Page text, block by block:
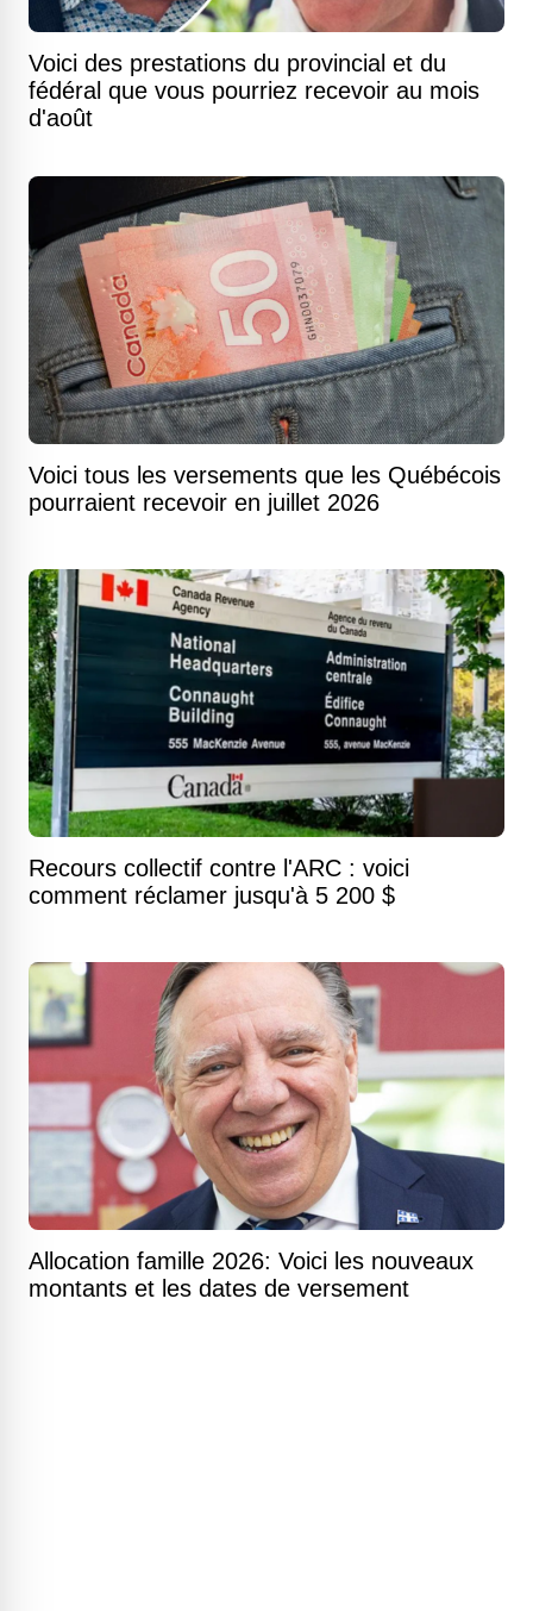
Voici des prestations du provincial et du
fédéral que vous pourriez recevoir au mois
d'août
Voici tous les versements que les Québécois
pourraient recevoir en juillet 2026
Recours collectif contre l'ARC : voici
comment réclamer jusqu'à 5 200 $
Allocation famille 2026: Voici les nouveaux
montants et les dates de versement